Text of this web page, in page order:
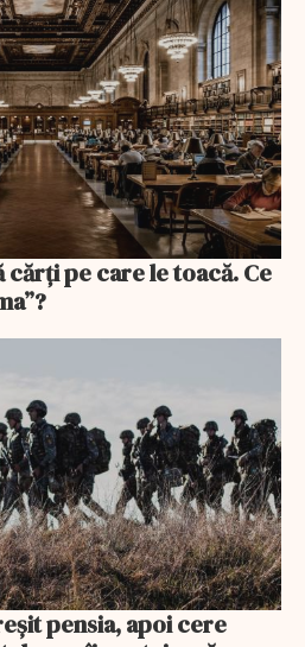
pe care le toacă. Ce
pensia, apoi cere